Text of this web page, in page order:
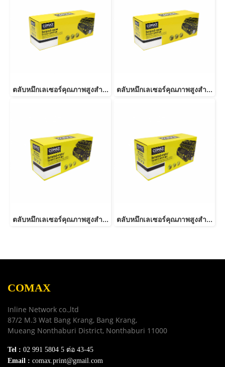
ตลับหมึกเลเซอร์คุณภาพสูงสำหรับ SAMSUNG รุ่น MLT-D101S ตลับหมึกเลเซอร์คุณภาพสูงสำหรับ SAMSUNG รุ่น MLT-D103S
ตลับหมึกเลเซอร์คุณภาพสูงสำหรับ SAMSUNG รุ่น MLT-D116L NEW ตลับหมึกเลเซอร์คุณภาพสูงสำหรับ SAMSUNG รุ่น MLT-D103L
COMAX
Inline Network co.,ltd
87/2 M.3 Wat Bang Krang, Bang Krang,
Mueang Nonthaburi District, Nonthaburi 11000
Tel : 02 991 5804 5 ต่อ 43-45
Email : comax.print@gmail.com